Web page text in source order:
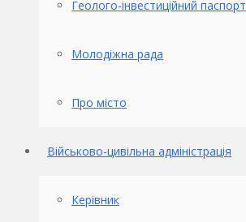
Геолого-інвестиційний
Молодіжна рада
Про місто
Військово-цивільна адміністрація
Керівник